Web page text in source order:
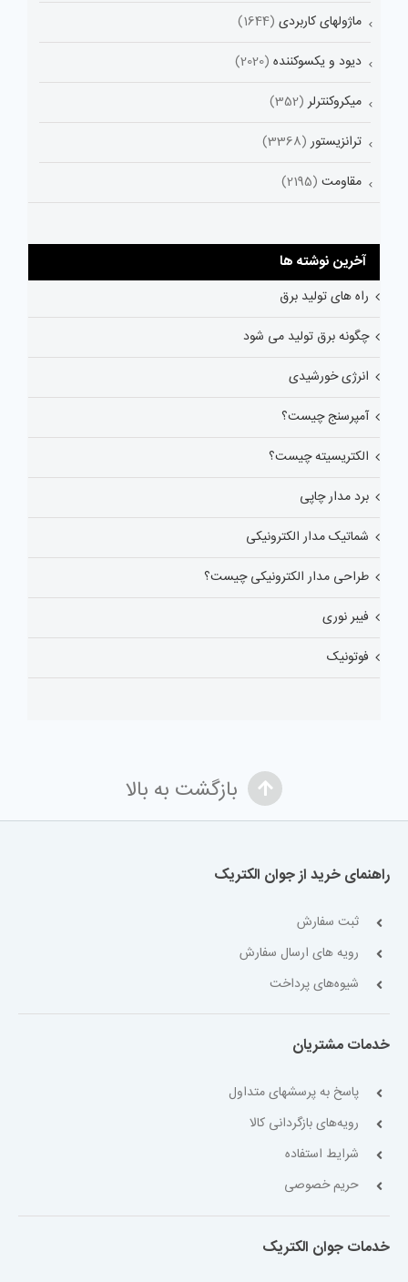
ماژولهای کاربردی (1644)
دیود و یکسوکننده (2020)
میکروکنترلر (352)
ترانزیستور (3368)
مقاومت (2195)
آخرین نوشته ها
راه های تولید برق
چگونه برق تولید می شود
انرژی خورشیدی
آمپرسنج چیست؟
الکتریسیته چیست؟
برد مدار چاپی
شماتیک مدار الکترونیکی
طراحی مدار الکترونیکی چیست؟
فیبر نوری
فوتونیک
بازگشت به بالا
راهنمای خرید از جوان الکتریک
ثبت سفارش
رویه های ارسال سفارش
شیوه‌های پرداخت
خدمات مشتریان
پاسخ به پرسشهای متداول
رویه‌های بازگردانی کالا
شرایط استفاده
حریم خصوصی
خدمات جوان الکتریک